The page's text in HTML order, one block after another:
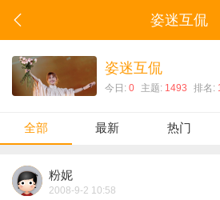
姿迷互侃
姿迷互侃
今日:0 主题: 1493 排名:
全部 最新 热门
粉妮
2008-9-2 10:58